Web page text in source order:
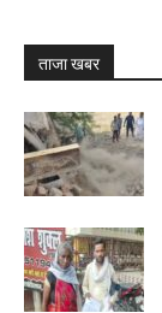
ताजा खबर